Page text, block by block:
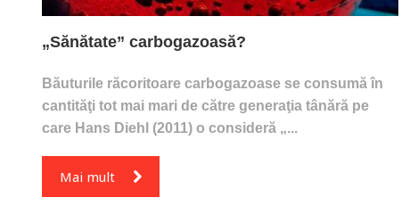
„Sănătate” carbogazoasă?
Băuturile răcoritoare carbogazoase se consumă în
cantităţi tot mai mari de către generaţia tânără pe
care Hans Diehl (2011) o consideră „...
Mai mult